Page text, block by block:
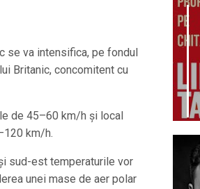
se va intensifica, pe fondul
Britanic, concomitent cu
de 45–60 km/h și local
km/h.
sud-est temperaturile vor
unei mase de aer polar